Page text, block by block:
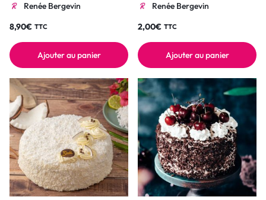
Renée Bergevin
8,90€ TTC
Ajouter au panier
Renée Bergevin
2,00€ TTC
Ajouter au panier